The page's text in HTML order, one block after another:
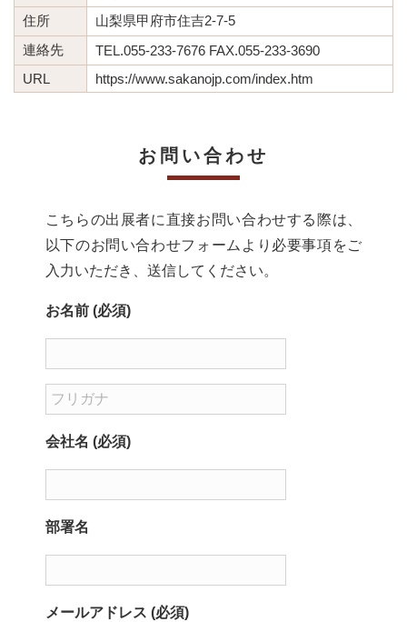
住所
山梨県甲府市住吉2-7-5
連絡先
TEL.055-233-7676 FAX.055-233-3690
URL
https://www.sakanojp.com/index.htm
お問い合わせ
こちらの出展者に直接お問い合わせする際は、
以下のお問い合わせフォームより必要事項をご
入力いただき、送信してください。
お名前 (必須)
会社名 (必須)
部署名
メールアドレス (必須)